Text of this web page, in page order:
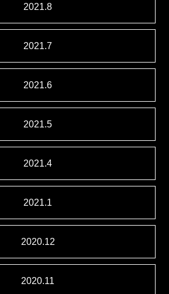
2021.8
2021.7
2021.6
2021.5
2021.4
2021.1
2020.12
2020.11